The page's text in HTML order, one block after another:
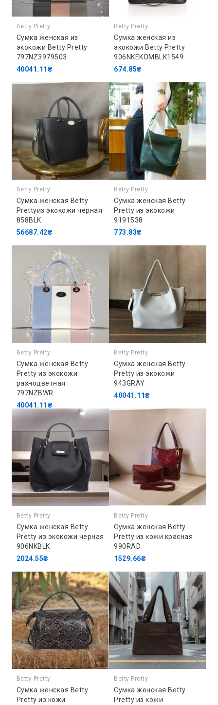
Betty Pretty
Сумка женская из
экокожи Betty Pretty
797NZ3979503
40041.11₴
Betty Pretty
Сумка женская из
экокожи Betty Pretty
906NKEKOMBLK1549
674.85₴
Betty Pretty
Сумка женская Betty
Prettyиз экокожи черная
858BLK
56687.42₴
Betty Pretty
Сумка женская Betty
Pretty из экокожи
9191538
773.83₴
Betty Pretty
Сумка женская Betty
Pretty из экокожи
разноцветная
797NZBWR
40041.11₴
Betty Pretty
Сумка женская Betty
Pretty из экокожи
943GRAY
40041.11₴
Betty Pretty
Сумка женская Betty
Pretty из экокожи черная
906NKBLK
2024.55₴
Betty Pretty
Сумка женская Betty
Pretty из кожи красная
990RAD
1529.66₴
Betty Pretty
Сумка женская Betty
Pretty из кожи
Betty Pretty
Сумка женская Betty
Pretty из кожи